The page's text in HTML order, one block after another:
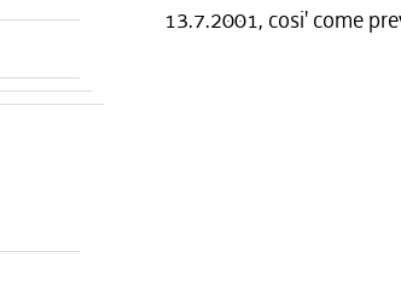
13.7.2001, cosi' come